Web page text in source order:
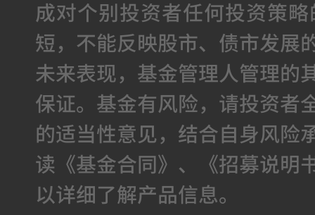
成对个别投资者任何投资策
短，不能反映股市、债市发展
未来表现，基金管理人管理的
保证。基金有风险，请投资者
的适当性意见，结合自身风险
读《基金合同》、《招募说明
以详细了解产品信息。